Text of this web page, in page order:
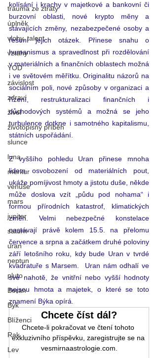
trauma ze ztráty
úplněk
vlohy, talent
vztahy
YOD
závislost
zdraví
živel
životopisný příběh
slunce
luna
merkur
venuše
mars
jupiter
saturn
uran
neptun
pluto
Beran
Býk
Blíženci
Rak
Lev
kolísání i krachy v majetkové a bankovní či
burzovní oblasti, nové krypto měny a
stávajících změny, nezabezpečené osoby a
řešení jejich otázek. Přinese snahu o
humanismus a spravedlnost při rozdělování
v materiálních a finančních oblastech možná
i ve světovém měřítku. Originalitu názorů na
sociálním poli, nové způsoby v organizaci a
řízení, restrukturalizaci finančních i
důchodových systémů a možná se jeho
turbulence dotkne i samotného kapitalismu,
státních uspořádání.
Z vyššího pohledu Uran přinese mnoha
lidem osvobození od materiálních pout,
ukáže pomíjivost hmoty a jistotu duše, někde
může doslova vzít „půdu pod nohama“ i
formou přírodních katastrof, klimatických
změn. Velmi nebezpečné konstelace
nastávají právě kolem 15.5. na přelomu
července a srpna a začátkem druhé poloviny
září letošního roku, kdy bude Uran v tvrdé
kvadratuře s Marsem.  Uran nám odhalí ve
své nahotě, že vnitřní nebo vyšší hodnoty
nejsou hmota a majetek, o které se toto
znamení Býka opírá.
Chcete číst dál?
Chcete-li pokračovat ve čtení tohoto
exkluzivního příspěvku, zaregistrujte se na
vesmirnaastrologie.com.